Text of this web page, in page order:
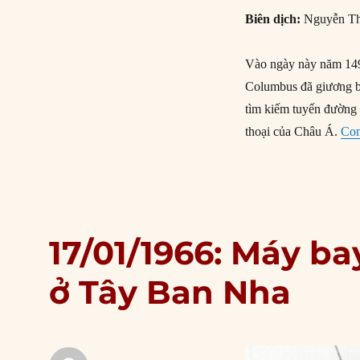
Biên dịch:Nguyễn
Vào ngày này năm
Columbus đã giương
tìm kiếm tuyến
thoại của Châu Á.
17/01/1966: Máy
ở Tây Ban Nha